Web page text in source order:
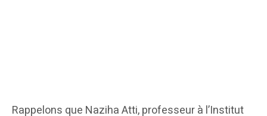
Rappelons que Naziha Atti, professeur à l’Institut